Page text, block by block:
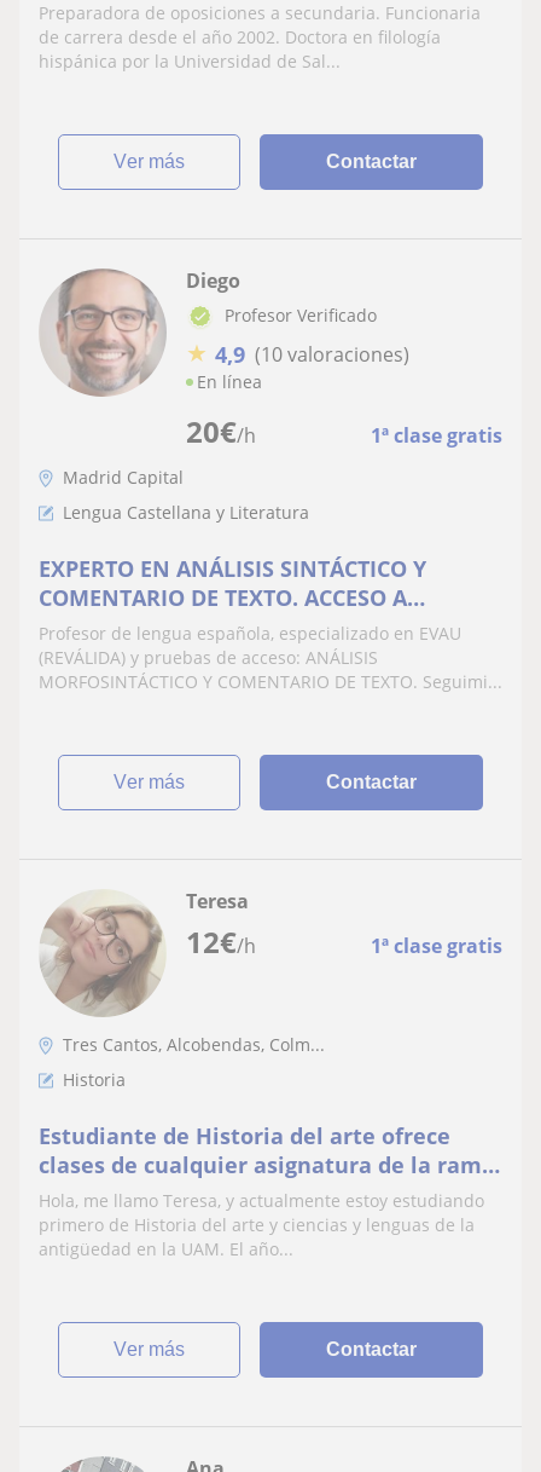
Preparadora de oposiciones a secundaria. Funcionaria
de carrera desde el año 2002. Doctora en filología
hispánica por la Universidad de Sal...
ver más Contactar
20€/h 1ª clase gratis
Diego
Profesor Verificado
★ 4,9 (10 valoraciones)
En línea
Madrid Capital
Lengua Castellana y Literatura
EXPERTO EN ANÁLISIS SINTÁCTICO Y
COMENTARIO DE TEXTO. ACCESO A
UNIVERSIDAD/EVAU
Profesor de lengua española, especializado en EVAU
(REVÁLIDA) y pruebas de acceso: ANÁLISIS
MORFOSINTÁCTICO Y COMENTARIO DE TEXTO. Seguimi...
ver más Contactar
12€/h 1ª clase gratis
Teresa
Tres Cantos, Alcobendas, Colm...
Historia
Estudiante de Historia del arte ofrece
clases de cualquier asignatura de la rama
de humanidades. Además de clases de
inglés o francés, conversación o lo que sea
necesario
Hola, me llamo Teresa, y actualmente estoy estudiando
primero de Historia del arte y ciencias y lenguas de la
antigüedad en la UAM. El año...
ver más Contactar